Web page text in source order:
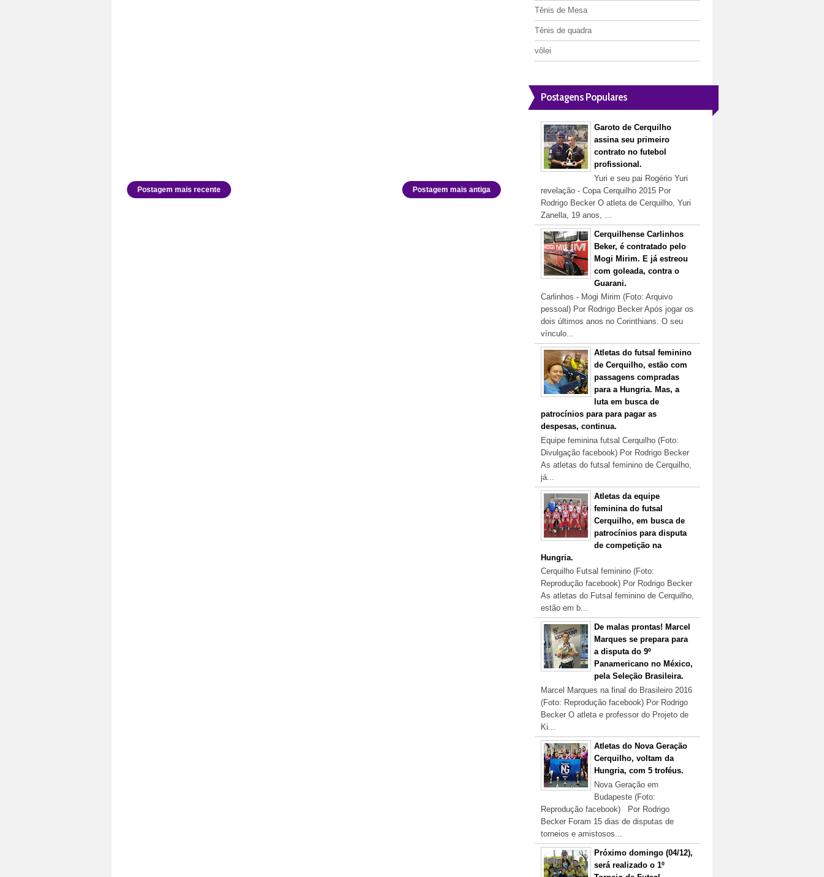
Postagem mais recente Postagem mais antiga
Tênis de Mesa
Tênis de quadra
vôlei
Postagens Populares
Garoto de Cerquilho
assina seu primeiro
contrato no futebol
profissional.
Yuri e seu pai Rogério Yuri
revelação - Copa Cerquilho 2015 Por
Rodrigo Becker O atleta de Cerquilho, Yuri
Zanella, 19 anos, ...
Cerquilhense Carlinhos
Beker, é contratado pelo
Mogi Mirim. E já estreou
com goleada, contra o
Guarani.
Carlinhos - Mogi Mirim (Foto: Arquivo
pessoal) Por Rodrigo Becker Após jogar os
dois últimos anos no Corinthians. O seu
vínculo...
Atletas do futsal feminino
de Cerquilho, estão com
passagens compradas
para a Hungria. Mas, a
luta em busca de
patrocínios para para pagar as
despesas, continua.
Equipe feminina futsal Cerquilho (Foto:
Divulgação facebook) Por Rodrigo Becker
As atletas do futsal feminino de Cerquilho,
já...
Atletas da equipe
feminina do futsal
Cerquilho, em busca de
patrocínios para disputa
de competição na
Hungria.
Cerquilho Futsal feminino (Foto:
Reprodução facebook) Por Rodrigo Becker
As atletas do Futsal feminino de Cerquilho,
estão em b...
De malas prontas! Marcel
Marques se prepara para
a disputa do 9º
Panamericano no México,
pela Seleção Brasileira.
Marcel Marques na final do Brasileiro 2016
(Foto: Reprodução facebook) Por Rodrigo
Becker O atleta e professor do Projeto de
Ki...
Atletas do Nova Geração
Cerquilho, voltam da
Hungria, com 5 troféus.
Nova Geração em
Budapeste (Foto:
Reprodução facebook) Por Rodrigo
Becker Foram 15 dias de disputas de
torneios e amistosos...
Próximo domingo (04/12),
será realizado o 1º